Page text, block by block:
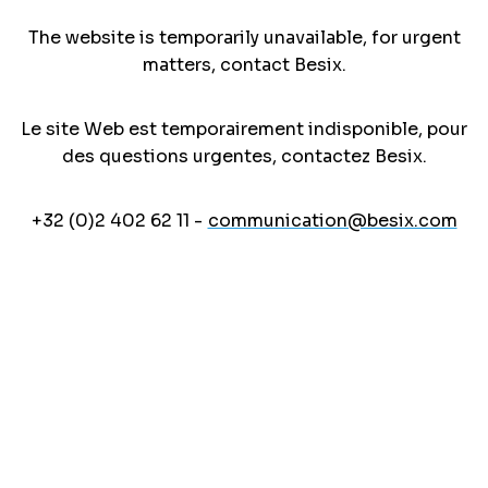
The website is temporarily unavailable, for urgent
matters, contact Besix.
Le site Web est temporairement indisponible, pour
des questions urgentes, contactez Besix.
+32 (0)2 402 62 11 - communication@besix.com